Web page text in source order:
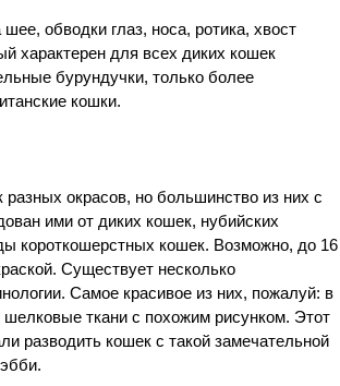
обводки глаз, носа, ротика, хвост
характерен для всех диких кошек
бурундучки, только более
кошки.
окрасов, но большинство из них с
ими от диких кошек, нубийских
короткошерстных кошек. Возможно, до 16
Существует несколько
Самое красивое из них, пожалуй: в
ткани с похожим рисунком. Этот
разводить кошек с такой замечательной